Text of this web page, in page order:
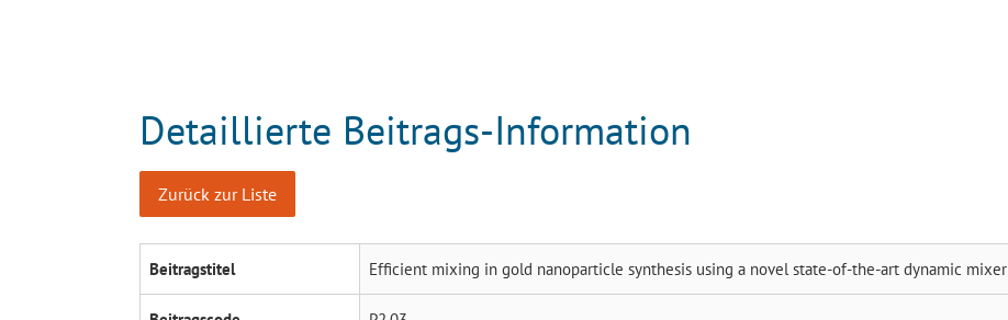
Detaillierte Beitrags-Information
Zurück zur Liste
Beitragstitel Efficient mixing in gold nanoparticle synthesis using a novel state-of-the-art dynamic mixer